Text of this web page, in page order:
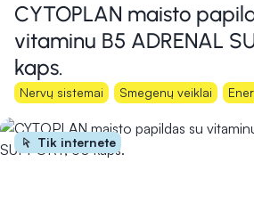
CYTOPLAN maisto
vitaminu B5 ADRENAL
kaps.
Nervų sistemai Smegenų veiklai
Tik internete